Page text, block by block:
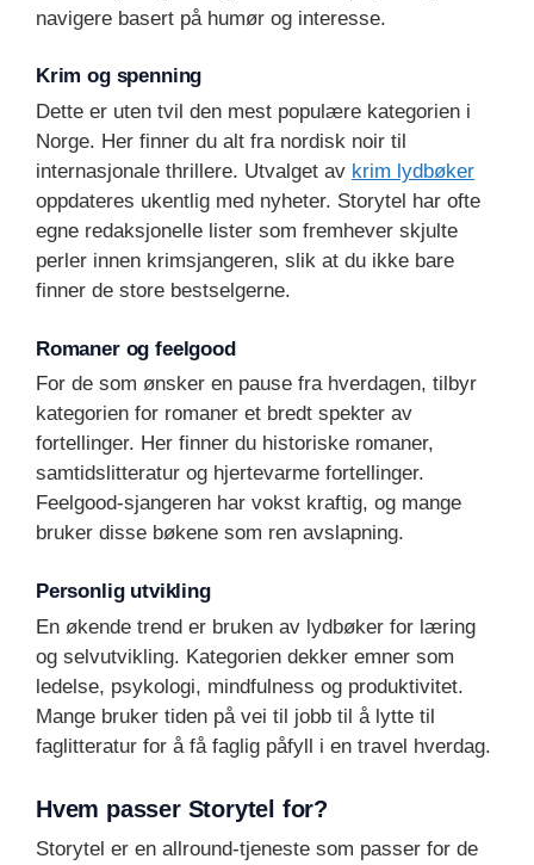
navigere basert på humør og interesse.
Krim og spenning
Dette er uten tvil den mest populære kategorien i
Norge. Her finner du alt fra nordisk noir til
internasjonale thrillere. Utvalget av krim lydbøker
oppdateres ukentlig med nyheter. Storytel har ofte
egne redaksjonelle lister som fremhever skjulte
perler innen krimsjangeren, slik at du ikke bare
finner de store bestselgerne.
Romaner og feelgood
For de som ønsker en pause fra hverdagen, tilbyr
kategorien for romaner et bredt spekter av
fortellinger. Her finner du historiske romaner,
samtidslitteratur og hjertevarme fortellinger.
Feelgood-sjangeren har vokst kraftig, og mange
bruker disse bøkene som ren avslapning.
Personlig utvikling
En økende trend er bruken av lydbøker for læring
og selvutvikling. Kategorien dekker emner som
ledelse, psykologi, mindfulness og produktivitet.
Mange bruker tiden på vei til jobb til å lytte til
faglitteratur for å få faglig påfyll i en travel hverdag.
Hvem passer Storytel for?
Storytel er en allround-tjeneste som passer for de